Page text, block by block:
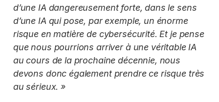
d’une IA dangereusement forte, dans le sens
d’une IA qui pose, par exemple, un énorme
risque en matière de cybersécurité. Et je pense
que nous pourrions arriver à une véritable IA
au cours de la prochaine décennie, nous
devons donc également prendre ce risque très
au sérieux. »